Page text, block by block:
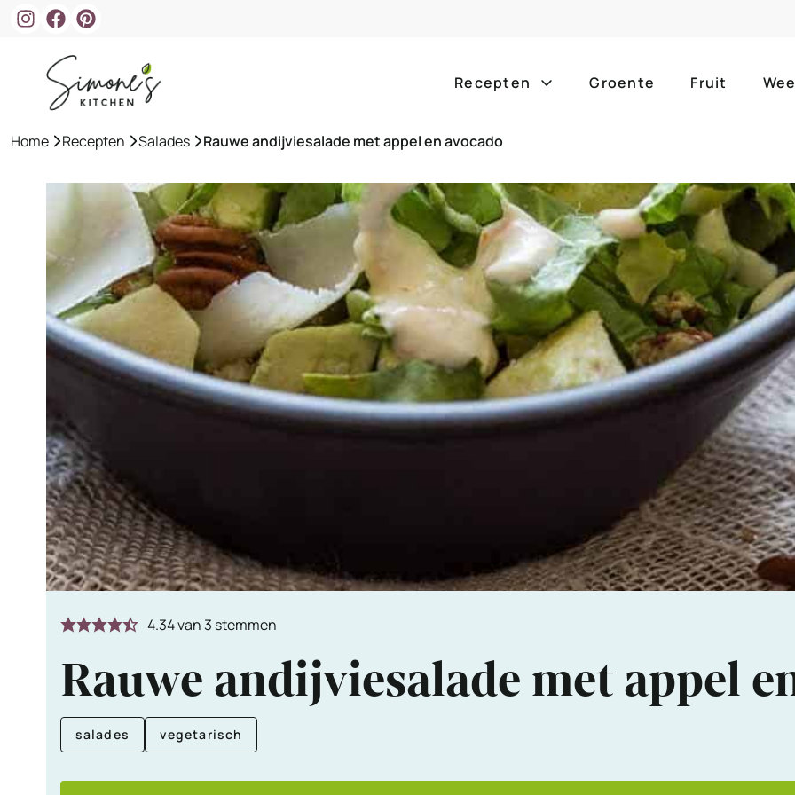
Recepten
ontbijt bijgerechten
lunch hoofdgerechten
borrelhapjes desserts
voorgerechten drankjes
alle
alle
zomer
slow
Groente Fruit
Home »Recepten »Salades »Rauwe andijviesalade met appel en avocado
4.34van 3 stemmen
Rauwe andijviesalade met appel
salades vegetarisch